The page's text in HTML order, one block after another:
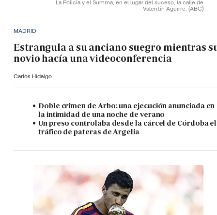
La Policía y el Summa, en el lugar del suceso, la calle de
Valentín Aguirre. (ABC)
MADRID
Estrangula a su anciano suegro mientras
novio hacía una videoconferencia
Carlos Hidalgo
Doble crimen de Arbo: una ejecución anunciada en
la intimidad de una noche de verano
Un preso controlaba desde la cárcel de Córdoba el
tráfico de pateras de Argelia